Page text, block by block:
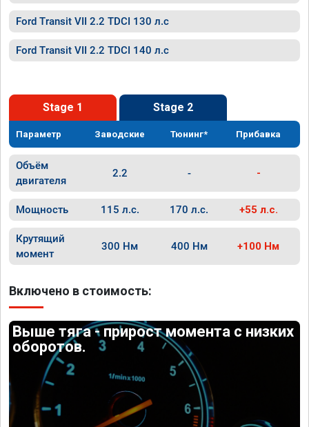
Ford Transit VII 2.2 TDCI 130 л.с
Ford Transit VII 2.2 TDCI 140 л.с
Stage 1 Stage 2
Параметр Заводские Тюнинг* Прибавка
Объём
двигателя
2.2 - -
Мощность 115 л.с. 170 л.с. +55 л.с.
Крутящий
момент
300 Нм 400 Нм +100 Нм
Включено в стоимость:
Выше тяга - прирост момента с низких
оборотов.